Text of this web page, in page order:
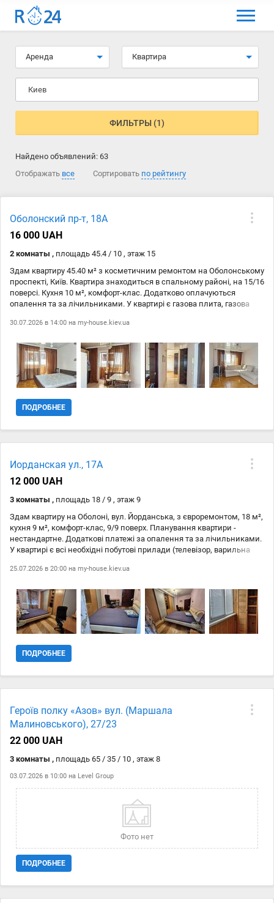
МЕНЮ
Выбрать язык
Избранные объявления
Комментарии к объявления
Как добавить объявление
Аренда Квартира
Киев
ФИЛЬТРЫ (1)
Найдено объявлений: 63
Отображать все Сортировать по рейтингу
Оболонский пр-т, 18А
16 000 UAH
2 комнаты , площадь 45.4 / 10 , этаж 15
Здам квартиру 45.40 м² з косметичним ремонтом на Оболонському
проспекті, Київ. Квартира знаходиться в спальному районі, на 15/16
поверсі. Кухня 10 м², комфорт-клас. Додатково оплачуються
опалення та за лічильниками. У квартирі є газова плита, газова
та Wi-Fi. Безпека - домофон. Запрошуємо до перегляду та оренди
30.07.2026 в 14:00 на my-house.kiev.ua
ПОДРОБНЕЕ
Иорданская ул., 17А
12 000 UAH
3 комнаты , площадь 18 / 9 , этаж 9
Здам квартиру на Оболоні, вул. Йорданська, з євроремонтом, 18 м²,
кухня 9 м², комфорт-клас, 9/9 поверх. Планування квартири -
нестандартне. Додаткові платежі за опалення та за лічильниками.
У квартирі є всі необхідні побутові прилади (телевізор, варильна
консьєрж, домофон та кодовий замок. Також є укриття.
25.07.2026 в 20:00 на my-house.kiev.ua
ПОДРОБНЕЕ
Героїв полку «Азов» вул. (Маршала
Малиновського), 27/23
22 000 UAH
3 комнаты , площадь 65 / 35 / 10 , этаж 8
03.07.2026 в 10:00 на Level Group
Фото нет
ПОДРОБНЕЕ